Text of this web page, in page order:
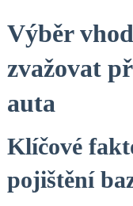
Výběr
zvažovat
auta
Klíčové
pojištění